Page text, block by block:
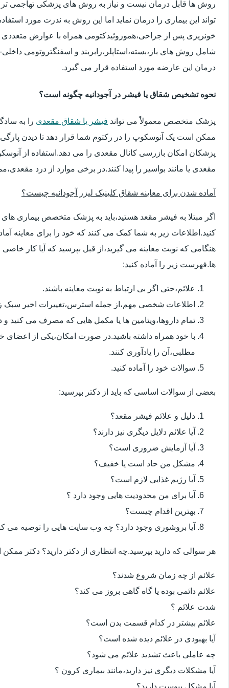
روش ها قابل درمان نیست و نیاز به روش های پزشکی تهاجمی
تواند این بیماری را درمان نماید اما این روش به ندرت مورد
خونریزی پس از جراحی،هموروئیدکتومی همراه با عوارض
شامل روش های باز،بسته،استاپلر،رابربند و اسفنگتروتومی
درمان این عارضه مورد استفاده قرار می گیرد.
نحوه تشخیص شقاق یا فیشر در آجودانیه چگونه است؟
پزشک متخصص معمولاً می تواند فیشر یا شقاق مقعدی را به
ممکن است یک آنوسکوپ را در رکتوم شما قرار دهد تا دیدن
پزشکان امکان بازرسی کانال مقعدی را می دهد.استفاده از
مقعدی یا مانند بواسیر را پیدا کنند.در برخی موارد از درد
آماده شدن برای معاینه شقاق کلینیک لیزر آجودانیه چیست؟
اگر مبتلا به فیشر مقعد هستید،باید به پزشک متخصص بیماری
کنید.اطلاعات زیر به شما کمک می کنند که خود را برای معاینه
هنگامی که نوبت معاینه می گیرید،از قبل بپرسید که آیا کار
ها.فهرست زیر را آماده کنید:
علائم،حتی اگر بی ارتباط به نوبت معاینه باشند.
اطلاعات شخصی مهم،از جمله استرس،تغییرات اخیر سبک
تمام داروها،ویتامین ها یا مکمل هایی که مصرف می کنید و
با خود همراه داشته باشید.در صورت امکان،یکی از
مطلبی،آن را یادآوری کنند.
سوالات خود را آماده کنید.
بعضی از سوالات اساسی که باید از دکتر بپرسید:
دلیل و علائم فیشر مقعد؟
آیا علائم دلایل دیگری نیز دارند؟
آیا آزمایش ضروری است؟
مشکل من حاد است یا خفیف؟
آیا رژیم غذایی لازم است؟
آیا برای من محدودیت هایی وجود دارد ؟
بهترین اقدام چیست؟
آیا بروشوری وجود دارد؟ چه وب سایت هایی را توصیه می
هر سوالی که دارید بپرسید.چه انتظاری از دکتر دارید؟ دکتر
علائم از چه زمان شروع شدند؟
علائم دائمی بوده یا گاه گاهی بروز می کند؟
شدت علائم ؟
علائم بیشتر در کدام قسمت بدن است؟
آیا بهبودی در علائم دیده شده است؟
چه عاملی باعث تشدید علائم می شود؟
آیا مشکلات دیگری نیز دارید،مانند بیماری کرون ؟
آیا مشکل یبوست دارید؟